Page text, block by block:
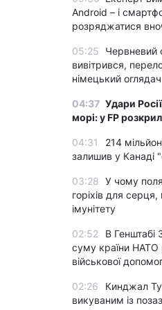
Android – і
розряджатися
05:25
Червневий
вивітрився,
німецький оглядач
04:37 Удари
морі: у FP
04:31
214
залишив у Канаді
03:28 У чому
горіхів для
імунітету
02:52
В Генштабі
суму країни НАТО
військової
02:26
Кинджал
викуваним із